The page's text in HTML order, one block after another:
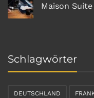
Maison
Schlagwörter
DEUTSCHLAND